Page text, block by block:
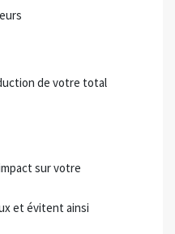
de votre total
sur votre
et évitent ainsi